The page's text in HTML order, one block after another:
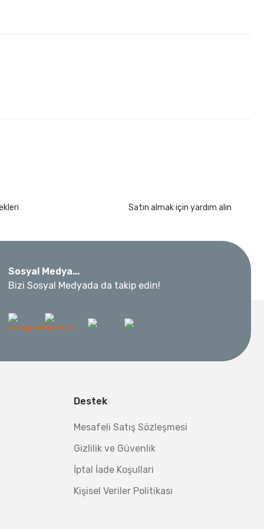
3/8” 24 Parça
50Mt
Satın almak için yardım alın
Sosyal Medya...
Bizi Sosyal Medyada da takip edin!
Destek
Mesafeli Satış Sözleşmesi
Gizlilik ve Güvenlik
İptal İade Koşullari
Kişisel Veriler Politikası